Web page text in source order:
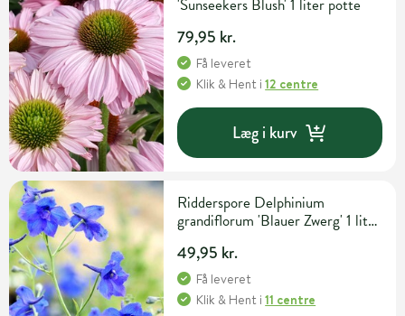
'Sunseekers Blush' 1 liter potte
79,95 kr.
Få leveret
Klik & Hent i12 centre
Læg i kurv
Ridderspore Delphinium
grandiflorum 'Blauer Zwerg' 1 liter
49,95 kr.
Få leveret
Klik & Hent i11 centre